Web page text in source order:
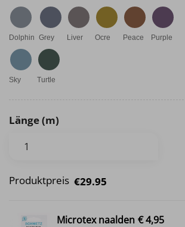
Dolphin Grey Liver Ocre Peace Purple
Sky Turtle
Länge (m)
Produktpreis €29.95
Microtex naalden € 4,95